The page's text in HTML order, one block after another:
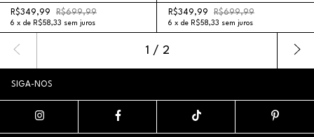
R$349,99 R$699,99
6 x de R$58,33 sem juros
R$349,99 R$699,99
6 x de R$58,33 sem juros
1 / 2
SIGA-NOS